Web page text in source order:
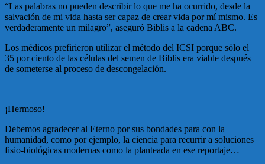
“Las palabras no pueden describir lo que me ha ocurrido, desde la
salvación de mi vida hasta ser capaz de crear vida por mí mismo. Es
verdaderamente un milagro”, aseguró Biblis a la cadena ABC.
Los médicos prefirieron utilizar el método del ICSI porque sólo el
35 por ciento de las células del semen de Biblis era viable después
de someterse al proceso de descongelación.
——–
¡Hermoso!
Debemos agradecer al Eterno por sus bondades para con la
humanidad, como por ejemplo, la ciencia para recurrir a soluciones
fisio-biológicas modernas como la planteada en ese reportaje…